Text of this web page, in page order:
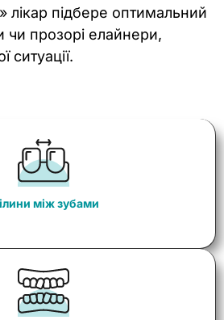
лікар підбере оптимальний
прозорі елайнери,
ситуації.
між зубами